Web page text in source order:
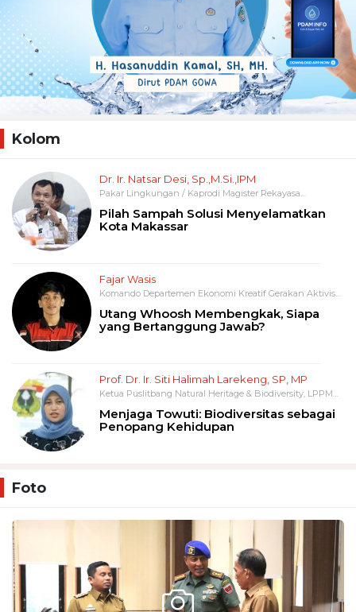
Kolom
Dr. Ir. Natsar Desi, Sp.,M.Si.,IPM
Pakar Lingkungan / Kaprodi Magister Rekayasa
Pilah Sampah Solusi Menyelamatkan
Kota Makassar
Fajar Wasis
Komando Departemen Ekonomi Kreatif Gerakan Aktivis
Utang Whoosh Membengkak, Siapa
yang Bertanggung Jawab?
Prof. Dr. Ir. Siti Halimah Larekeng, SP, MP
Ketua Puslitbang Natural Heritage & Biodiversity, LPPM
Menjaga Towuti: Biodiversitas sebagai
Penopang Kehidupan
Foto